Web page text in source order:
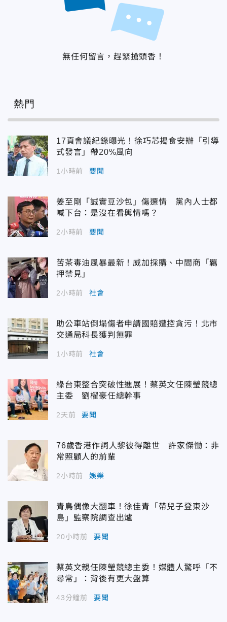
無任何留言，趕緊搶頭香！
熱門
17頁會議紀錄曝光！徐巧芯揭食安辦「引導
式發言」帶20%風向
1小時前 要聞
姜至剛「誠實豆沙包」傷選情 黨內人士都
喊下台：是沒在看輿情嗎？
2小時前 要聞
苦茶毒油風暴最新！威加採購、中間商「羈
押禁見」
2小時前 社會
助公車站倒塌傷者申請國賠遭控貪污！北市
交通局科長獲判無罪
1小時前 社會
綠台東整合突破性進展！蔡英文任陳瑩競總
主委 劉櫂豪任總幹事
2天前 要聞
76歲香港作詞人黎彼得離世 許家傑慟：非
常照顧人的前輩
2小時前 娛樂
青鳥偶像大翻車！徐佳青「帶兒子登東沙
島」監察院調查出爐
20小時前 要聞
蔡英文親任陳瑩競總主委！媒體人驚呼「不
尋常」：背後有更大盤算
43分鐘前 要聞